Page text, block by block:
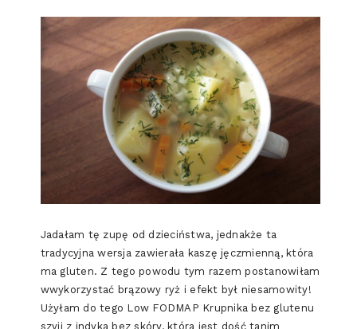
Jadałam tę zupę od dzieciństwa, jednakże ta
tradycyjna wersja zawierała kaszę jęczmienną, która
ma gluten. Z tego powodu tym razem postanowiłam
wwykorzystać brązowy ryż i efekt był niesamowity!
Użyłam do tego Low FODMAP Krupnika bez glutenu
szyji z indyka bez skóry, która jest dość tanim